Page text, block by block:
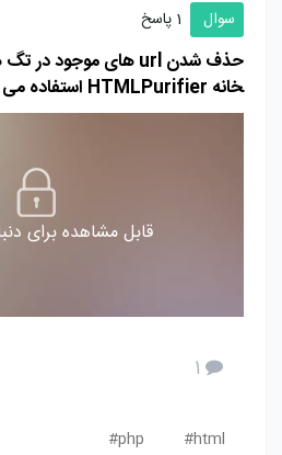
سوال 1 پاسخ
خانه HTMLPurifier استفاده می کن...
قابل مشاهده برای
1
html#
php#